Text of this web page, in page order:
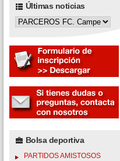
Últimas noticias
Bolsa deportiva
PARTIDOS AMISTOSOS